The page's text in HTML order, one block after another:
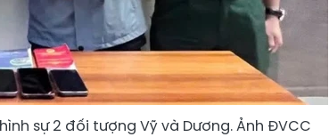
sự 2 đối tượng Vỹ và Dương. Ảnh ĐVCC